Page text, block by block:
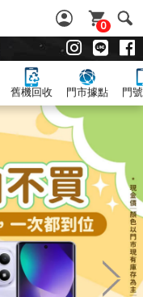
0
舊機回收 門市據點 門